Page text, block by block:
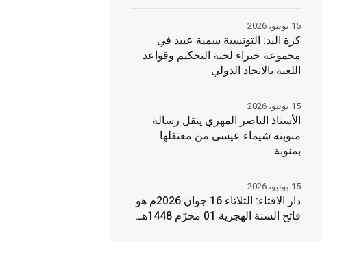
كرة اليد: التونسية سمية عبيد في
مجموعة خبراء لجنة التحكيم وقواعد
اللعبة بالاتحاد الدولي
15 يونيو، 2026
الأستاذ الناصر المهري ينقل رسالة
منوبته شيماء عيسى من معتقلها
بمنوبة
15 يونيو، 2026
دار الافتاء: الثلاثاء 16 جوان 2026م هو
فاتح السنة الهجرية 01 محرّم 1448هـ.
15 يونيو، 2026